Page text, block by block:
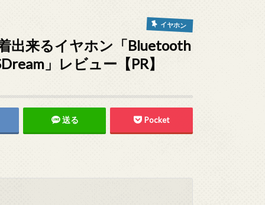
イヤホン
出来るイヤホン「Bluetooth
」レビュー【PR】
送る Pocket